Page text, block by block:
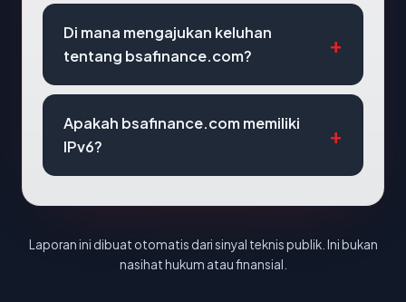
Di mana mengajukan keluhan
tentang bsafinance.com?
Apakah bsafinance.com memiliki
IPv6?
Laporan ini dibuat otomatis dari sinyal teknis publik. Ini bukan
nasihat hukum atau finansial.